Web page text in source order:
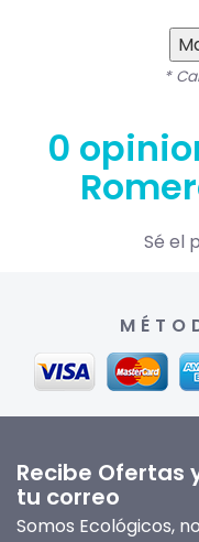
*
0
Sé el
Recibe Ofertas
tu correo
Somos Ecológicos,